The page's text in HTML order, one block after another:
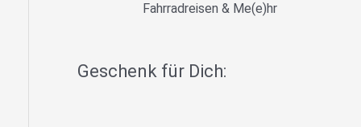
Fahrradreisen & Me(e)hr
Geschenk für Dich: